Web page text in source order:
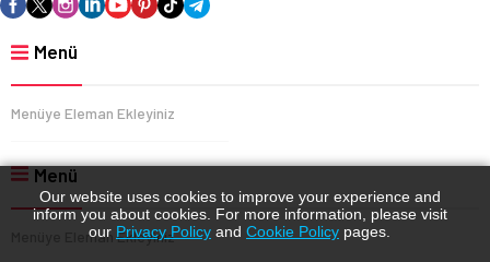
Menü
Menüye Eleman Ekleyiniz
Menü
Menüye Eleman Ekleyiniz
Our website uses cookies to improve your experience and
inform you about cookies. For more information, please visit
our Privacy Policy and Cookie Policy pages.